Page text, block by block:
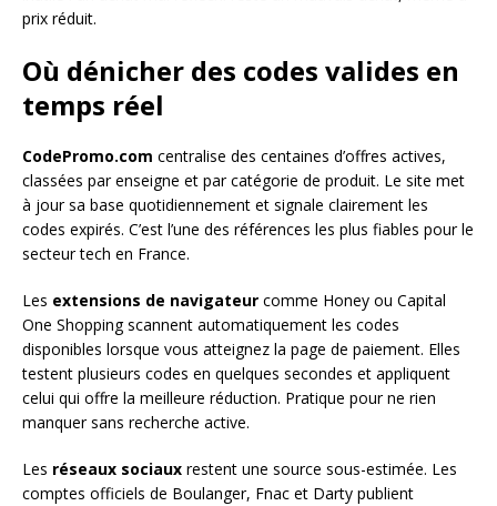
prix réduit.
Où dénicher des codes valides en
temps réel
CodePromo.com centralise des centaines d’offres actives,
classées par enseigne et par catégorie de produit. Le site met
à jour sa base quotidiennement et signale clairement les
codes expirés. C’est l’une des références les plus fiables pour le
secteur tech en France.
Les extensions de navigateur comme Honey ou Capital
One Shopping scannent automatiquement les codes
disponibles lorsque vous atteignez la page de paiement. Elles
testent plusieurs codes en quelques secondes et appliquent
celui qui offre la meilleure réduction. Pratique pour ne rien
manquer sans recherche active.
Les réseaux sociaux restent une source sous-estimée. Les
comptes officiels de Boulanger, Fnac et Darty publient